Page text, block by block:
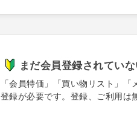
まだ会員登録されてい
「会員特価」「買い物リスト」
登録が必要です。登録、ご利用は